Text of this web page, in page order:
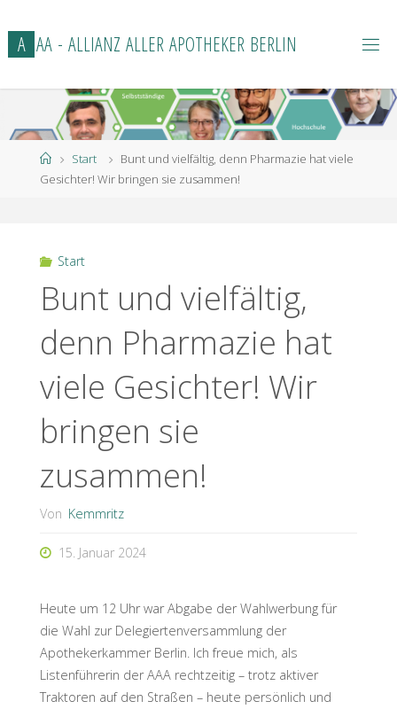
Inhalt
springen
A AA - ALLIANZ ALLER APOTHEKER BERLIN
StartStart
Bunt und vielfältig, denn Pharmazie hat viele
Gesichter! Wir bringen sie zusammen!
Start
Bunt und vielfältig,
denn Pharmazie hat
viele Gesichter! Wir
bringen sie
zusammen!
Von Kemmritz
15. Januar 2024
Heute um 12 Uhr war Abgabe der Wahlwerbung für
die Wahl zur Delegiertenversammlung der
Apothekerkammer Berlin. Ich freue mich, als
Listenführerin der AAA rechtzeitig – trotz aktiver
Traktoren auf den Straßen – heute persönlich und